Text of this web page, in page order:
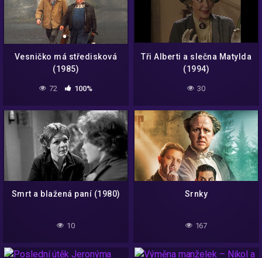
Vesničko má středisková
(1985)
72 100%
Tři Alberti a slečna Matylda
(1994)
30
Smrt a blažená paní (1980)
10
Srnky
167